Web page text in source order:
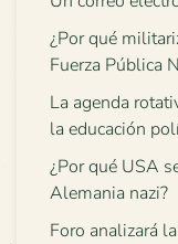
¿Por qué
Fuerza Pública
La agenda
la educación
¿Por qué USA
Alemania nazi?
Foro analizará